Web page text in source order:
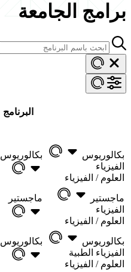
برامج الجامعة
البرنامج
بكالوريوس
الفيزياء
العلوم / الفيزياء
بكالوريوس
ماجستير
الفيزياء
العلوم / الفيزياء
ماجستير
بكالوريوس
الفيزياء الطبية
العلوم / الفيزياء
بكالوريوس